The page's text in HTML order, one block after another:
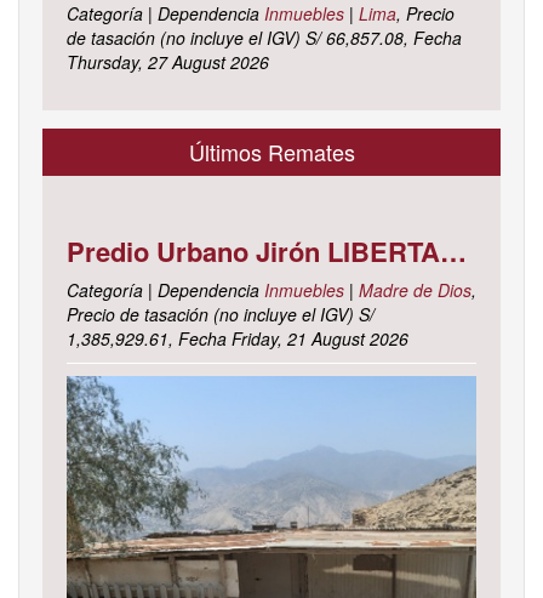
Categoría | Dependencia Inmuebles | Lima, Precio
de tasación (no incluye el IGV) S/ 66,857.08, Fecha
Thursday, 27 August 2026
Últimos Remates
Predio Urbano Jirón LIBERTAD Mz. 5-H, Lote 23, TAMBOPATA - TAMBOPATA - MADRE DE DIOS ; cuyo dominio corre inscrito en la partida electrónica N° 07001561 del registro de propiedad inmueble de la ZONA REGISTRAL N° X, SEDE CUSCO, OFICINA REGISTRAL MADRE DE D
Categoría | Dependencia Inmuebles | Madre de Dios,
Precio de tasación (no incluye el IGV) S/
1,385,929.61, Fecha Friday, 21 August 2026